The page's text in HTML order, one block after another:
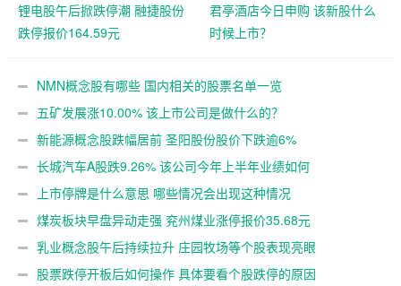
锂电股午后掀跌停潮 融捷股份
跌停报价164.59元
君亭酒店今日申购 该新股什么
时候上市？
NMN概念股有哪些 国内相关的股票名单一览
五矿发展涨10.00% 该上市公司是做什么的？
新能源概念股跌幅居前 圣阳股份股价下跌逾6%
长城汽车A股跌9.26% 该公司今年上半年业绩如何
上市停牌是什么意思 哪些情况会出现这种情况
煤炭板块早盘异动走强 兖州煤业涨停报价35.68元
乳业概念股午后持续拉升 庄园牧场等个股表现亮眼
股票跌停开板后如何操作 具体要看个股跌停的原因